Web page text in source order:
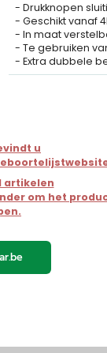
- Drukknopen
- Geschikt vanaf
- In maat
- Te gebruiken
- Extra dubbele
u
artikelen
om het